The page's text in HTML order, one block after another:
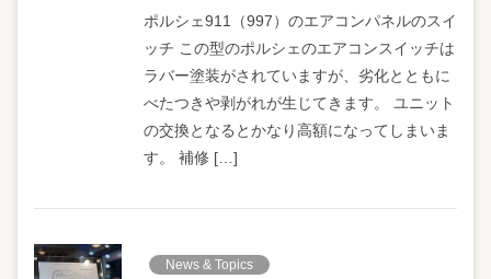
ポルシェ911（997）のエアコンパネルのスイ
ッチ この型のポルシェのエアコンスイッチは
ラバー塗装がされていますが、劣化とともに
べたつきや剥がれが生じてきます。 ユニット
の交換となるとかなり高額になってしまいま
す。 補修 […]
News & Topics